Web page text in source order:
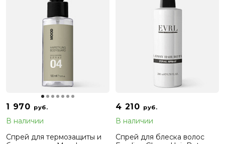
1 970 руб.
В наличии
Спрей для термозащиты и
4 210 руб.
В наличии
Спрей для блеска волос